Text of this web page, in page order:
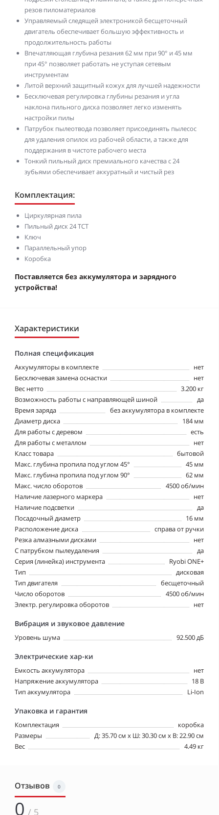
резов пиломатериалов
Управляемый следящей электроникой бесщеточный
двигатель обеспечивает большую эффективность и
продолжительность работы
Впечатляющая глубина резания 62 мм при 90° и 45 мм
при 45° позволяет работать не уступая сетевым
инструментам
Литой верхний защитный кожух для лучшей надежности
Бесключевая регулировка глубины резания и угла
наклона пильного диска позволяет легко изменять
настройки пилы
Патрубок пылеотвода позволяет присоединять пылесос
для удаления опилок из рабочей области, а также для
поддержания в чистоте рабочего места
Тонкий пильный диск премиального качества с 24
зубьями обеспечивает аккуратный и чистый рез
Комплектация:
Циркулярная пила
Пильный диск 24 ТСТ
Ключ
Параллельный упор
Коробка
Поставляется без аккумулятора и зарядного
устройства!
Характеристики
Полная спецификация
Аккумуляторы в комплекте
нет
Бесключевая замена оснастки
нет
Вес нетто
3.200 кг
Возможность работы с направляющей шиной
да
Время заряда
без аккумулятора в комплекте
Диаметр диска
184 мм
Для работы с деревом
есть
Для работы с металлом
нет
Класс товара
бытовой
Макс. глубина пропила под углом 45°
45 мм
Макс. глубина пропила под углом 90°
62 мм
Макс. число оборотов
4500 об/мин
Наличие лазерного маркера
нет
Наличие подсветки
да
Посадочный диаметр
16 мм
Расположение диска
справа от ручки
Резка алмазными дисками
нет
С патрубком пылеудаления
да
Серия (линейка) инструмента
Ryobi ONE+
Тип
дисковая
Тип двигателя
бесщеточный
Число оборотов
4500 об/мин
Электр. регулировка оборотов
нет
Вибрация и звуковое давление
Уровень шума 92.500 дБ
Электрические хар-ки
Емкость аккумулятора
нет
Напряжение аккумулятора
18 В
Тип аккумулятора
Li-Ion
Упаковка и гарантия
Комплектация
коробка
Размеры
Д: 35.70 см х Ш: 30.30 см x В: 22.90 см
Вес
4.49 кг
Отзывов 0
0 / 5